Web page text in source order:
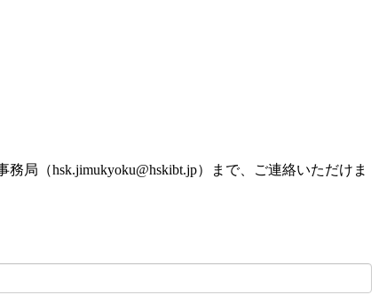
局（hsk.jimukyoku@hskibt.jp）まで、ご連絡いただけま